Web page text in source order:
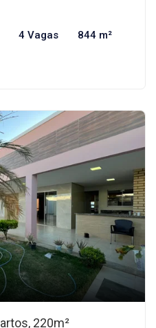
4 Vagas 844 m²
220m²